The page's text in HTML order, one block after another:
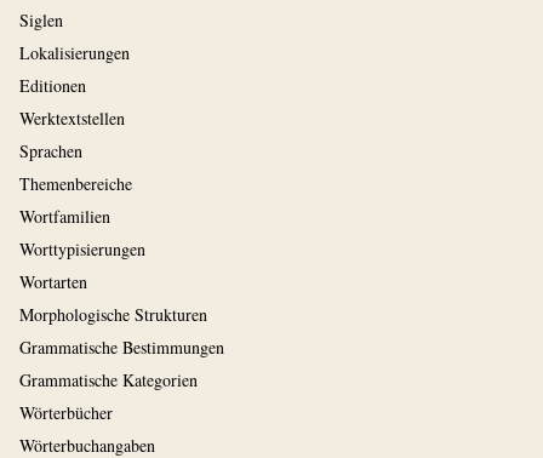
Siglen
Lokalisierungen
Editionen
Werktextstellen
Sprachen
Themenbereiche
Wortfamilien
Worttypisierungen
Wortarten
Morphologische Strukturen
Grammatische Bestimmungen
Grammatische Kategorien
Wörterbücher
Wörterbuchangaben